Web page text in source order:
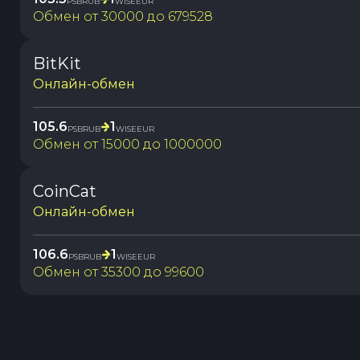
Обмен от30000 до 679528
BitKit
Онлайн-обмен
105.6PSBRUB 1WISEEUR
Обмен от15000 до 1000000
CoinCat
Онлайн-обмен
106.6PSBRUB 1WISEEUR
Обмен от35300 до 99600